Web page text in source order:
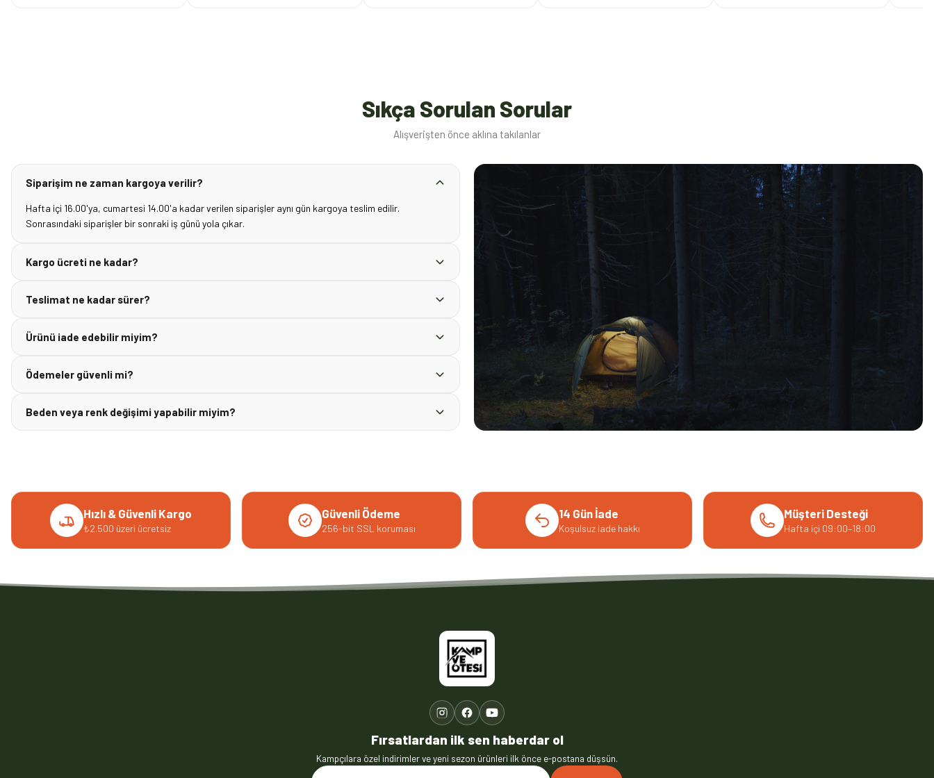
Sıkça Sorulan Sorular
Alışverişten önce aklına takılanlar
Siparişim ne zaman kargoya verilir?
Hafta içi 16.00'ya, cumartesi 14.00'a kadar verilen siparişler aynı gün kargoya teslim edilir.
Sonrasındaki siparişler bir sonraki iş günü yola çıkar.
Kargo ücreti ne kadar?
Teslimat ne kadar sürer?
Ürünü iade edebilir miyim?
Ödemeler güvenli mi?
Beden veya renk değişimi yapabilir miyim?
Hızlı & Güvenli Kargo
₺2.500 üzeri ücretsiz
Güvenli Ödeme
256-bit SSL koruması
14 Gün İade
Koşulsuz iade hakkı
Müşteri Desteği
Hafta içi 09:00–18:00
Fırsatlardan ilk sen haberdar ol
Kampçılara özel indirimler ve yeni sezon ürünleri ilk önce e-postana düşsün.